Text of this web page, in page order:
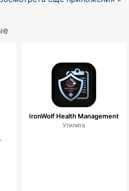
IronWolf Health Management
Утилита